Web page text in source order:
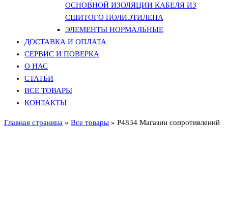
ОСНОВНОЙ ИЗОЛЯЦИИ КАБЕЛЯ ИЗ
СШИТОГО ПОЛИЭТИЛЕНА
ЭЛЕМЕНТЫ НОРМАЛЬНЫЕ
ДОСТАВКА И ОПЛАТА
СЕРВИС И ПОВЕРКА
О НАС
СТАТЬИ
ВСЕ ТОВАРЫ
КОНТАКТЫ
Главная страница » Все товары » Р4834 Магазин сопротивлений